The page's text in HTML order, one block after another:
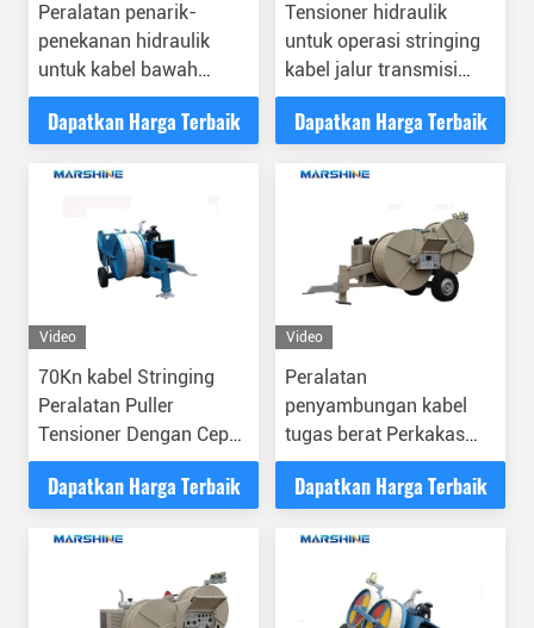
Peralatan penarik-
penekanan hidraulik
untuk kabel bawah
tanah
Dapatkan Harga Terbaik
Tensioner hidraulik
untuk operasi stringing
kabel jalur transmisi
udara
Dapatkan Harga Terbaik
Video
70Kn kabel Stringing
Peralatan Puller
Tensioner Dengan Cepat
Dan lancar Operasi
Dapatkan Harga Terbaik
Video
Peralatan
penyambungan kabel
tugas berat Perkakas
konstruksi Transmisi
saluran udara tegangan
Dapatkan Harga Terbaik